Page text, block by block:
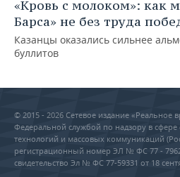
«Кровь с молоком»: как
Барса» не без труда
Казанцы оказались сильнее
буллитов
© 2015 - 2026 Сетевое издание «Реальное
Федеральной службой по надзору в
технологий и массовых коммуникаций
регистрационный номер ЭЛ № ФС 77 -
свидетельство Эл № ФС 77-59331 от 18